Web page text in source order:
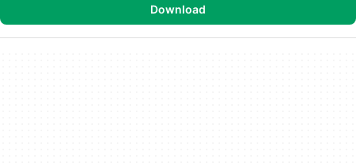
Download